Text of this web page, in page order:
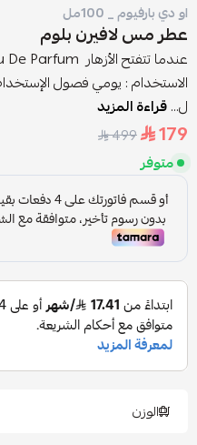
او دي بارفيوم _ 100مل
عطر مس لافيرن بلوم
الاستخدام : يومي فصول
ل...قراءة المزيد
179
499
متوفر
الوزن